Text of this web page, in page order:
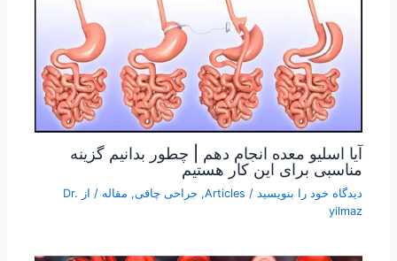
آیا اسلیو معده انجام دهم | چطور بدانیم گزینه
مناسبی برای این کار هستیم
دیدگاه‌ خود را بنویسید /
Articles
, جراحی چاقی, مقاله / از Dr.
yilmaz